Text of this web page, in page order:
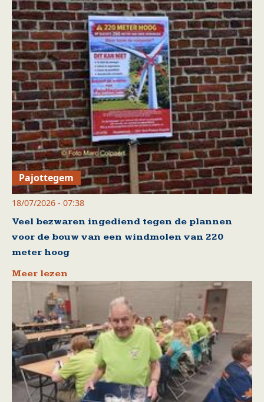
Pajottegem
18/07/2026 - 07:38
Veel bezwaren ingediend tegen de plannen
voor de bouw van een windmolen van 220
meter hoog
Meer lezen